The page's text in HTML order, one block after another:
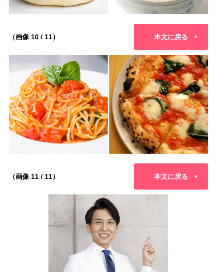
（画像 10 / 11） 本文に戻る
（画像 11 / 11） 本文に戻る